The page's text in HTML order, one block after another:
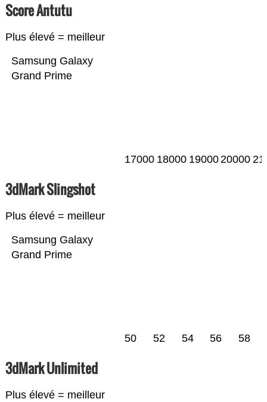
Score Antutu
Plus élevé = meilleur
Samsung Galaxy
Grand Prime
17000 18000 1900020000
3dMark Slingshot
Plus élevé = meilleur
Samsung Galaxy
Grand Prime
50 52 54 56 58
3dMark Unlimited
Plus élevé = meilleur